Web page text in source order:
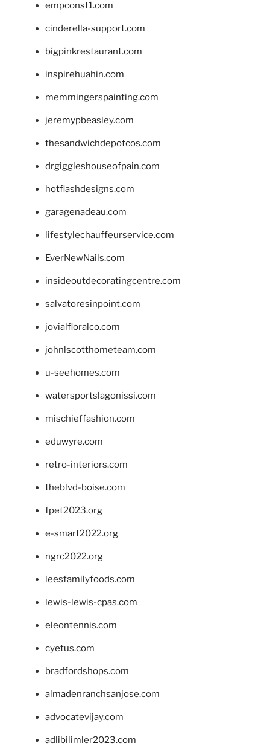
empconst1.com
cinderella-support.com
bigpinkrestaurant.com
inspirehuahin.com
memmingerspainting.com
jeremypbeasley.com
thesandwichdepotcos.com
drgiggleshouseofpain.com
hotflashdesigns.com
garagenadeau.com
lifestylechauffeurservice.com
EverNewNails.com
insideoutdecoratingcentre.com
salvatoresinpoint.com
jovialfloralco.com
johnlscotthometeam.com
u-seehomes.com
watersportslagonissi.com
mischieffashion.com
eduwyre.com
retro-interiors.com
theblvd-boise.com
fpet2023.org
e-smart2022.org
ngrc2022.org
leesfamilyfoods.com
lewis-lewis-cpas.com
eleontennis.com
cyetus.com
bradfordshops.com
almadenranchsanjose.com
advocatevijay.com
adlibilimler2023.com